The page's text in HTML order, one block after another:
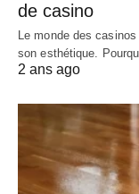
de casino
Le monde des
son esthétique.
2 ans ago